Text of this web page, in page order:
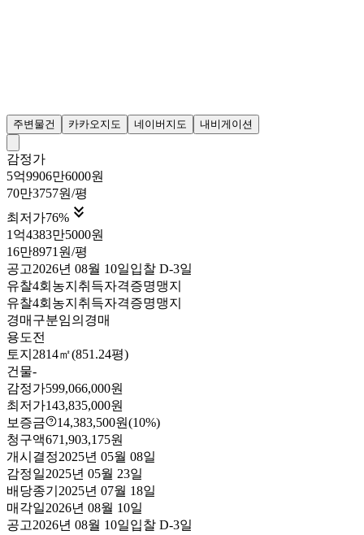
주변물건 카카오지도 네이버지도 내비게이션
감정가
5억9906만6000원
70만3757원/평
최저가76% 
1억4383만5000원
16만8971원/평
공고2026년 08월 10일입찰 D-3일
유찰4회 농지취득자격증명맹지
유찰4회 농지취득자격증명맹지
경매구분임의경매
용도전
토지 2814㎡(851.24평)
건물-
감정가599,066,000원
최저가143,835,000원
보증금
14,383,500원(10%)
청구액671,903,175원
개시결정2025년 05월 08일
감정일2025년 05월 23일
배당종기 2025년 07월 18일
매각일2026년 08월 10일
공고2026년 08월 10일입찰 D-3일